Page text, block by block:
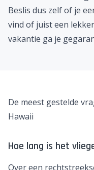
Beslis dus zelf of je
vind of juist een
vakantie ga je
De meest gestelde
Hawaii
Hoe lang is het
Over een